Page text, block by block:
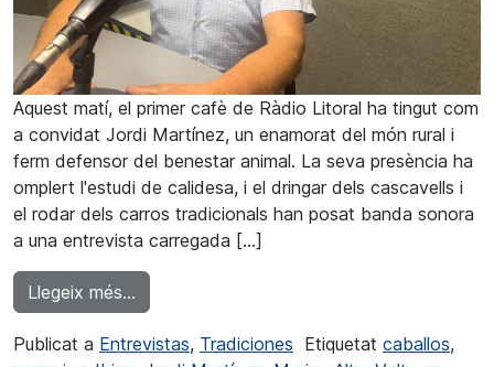
Aquest matí, el primer cafè de Ràdio Litoral ha tingut com
a convidat Jordi Martínez, un enamorat del món rural i
ferm defensor del benestar animal. La seva presència ha
omplert l'estudi de calidesa, i el dringar dels cascavells i
el rodar dels carros tradicionals han posat banda sonora
a una entrevista carregada […]
Llegeix més…
Publicat a Entrevistas, Tradiciones Etiquetat caballos,